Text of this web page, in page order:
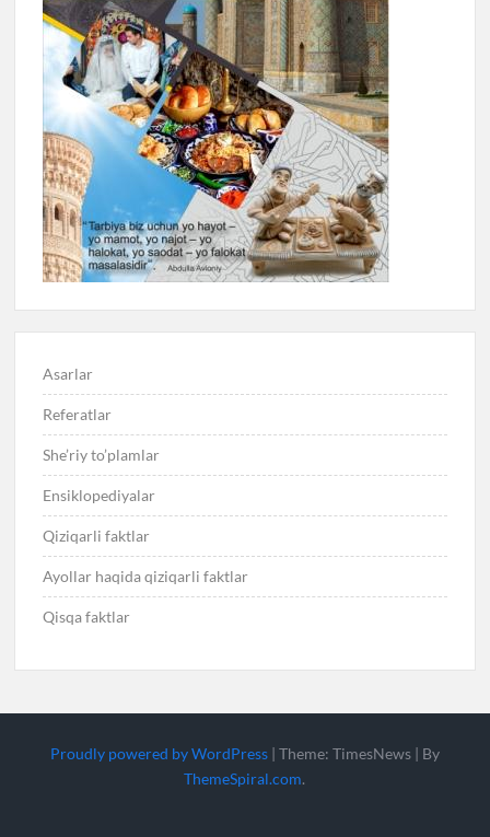
Asarlar
Referatlar
She’riy to’plamlar
Ensiklopediyalar
Qiziqarli faktlar
Ayollar haqida qiziqarli faktlar
Qisqa faktlar
Proudly powered by WordPress | Theme: TimesNews | By
ThemeSpiral.com.